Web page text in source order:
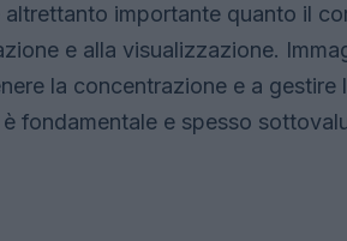
importante quanto il
e alla visualizzazione.
la concentrazione e a gestire
fondamentale e spesso